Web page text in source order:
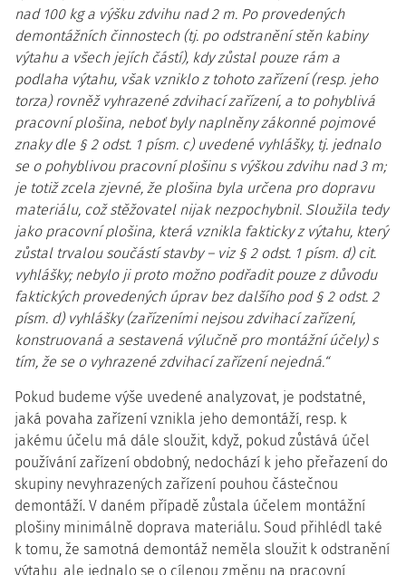
nad 100 kg a výšku zdvihu nad 2 m. Po provedených
demontážních činnostech (tj. po odstranění stěn kabiny
výtahu a všech jejích částí), kdy zůstal pouze rám a
podlaha výtahu, však vzniklo z tohoto zařízení (resp. jeho
torza) rovněž vyhrazené zdvihací zařízení, a to pohyblivá
pracovní plošina, neboť byly naplněny zákonné pojmové
znaky dle § 2 odst. 1 písm. c) uvedené vyhlášky, tj. jednalo
se o pohyblivou pracovní plošinu s výškou zdvihu nad 3 m;
je totiž zcela zjevné, že plošina byla určena pro dopravu
materiálu, což stěžovatel nijak nezpochybnil. Sloužila tedy
jako pracovní plošina, která vznikla fakticky z výtahu, který
zůstal trvalou součástí stavby – viz § 2 odst. 1 písm. d) cit.
vyhlášky; nebylo ji proto možno podřadit pouze z důvodu
faktických provedených úprav bez dalšího pod § 2 odst. 2
písm. d) vyhlášky (zařízeními nejsou zdvihací zařízení,
konstruovaná a sestavená výlučně pro montážní účely) s
tím, že se o vyhrazené zdvihací zařízení nejedná.“
Pokud budeme výše uvedené analyzovat, je podstatné,
jaká povaha zařízení vznikla jeho demontáží, resp. k
jakému účelu má dále sloužit, když, pokud zůstává účel
používání zařízení obdobný, nedochází k jeho přeřazení do
skupiny nevyhrazených zařízení pouhou částečnou
demontáží. V daném případě zůstala účelem montážní
plošiny minimálně doprava materiálu. Soud přihlédl také
k tomu, že samotná demontáž neměla sloužit k odstranění
výtahu, ale jednalo se o cílenou změnu na pracovní